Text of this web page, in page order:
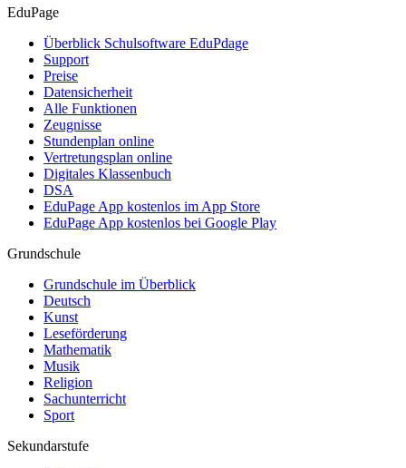
EduPage
Überblick Schulsoftware EduPdage
Support
Preise
Datensicherheit
Alle Funktionen
Zeugnisse
Stundenplan online
Vertretungsplan online
Digitales Klassenbuch
DSA
EduPage App kostenlos im App Store
EduPage App kostenlos bei Google Play
Grundschule
Grundschule im Überblick
Deutsch
Kunst
Leseförderung
Mathematik
Musik
Religion
Sachunterricht
Sport
Sekundarstufe